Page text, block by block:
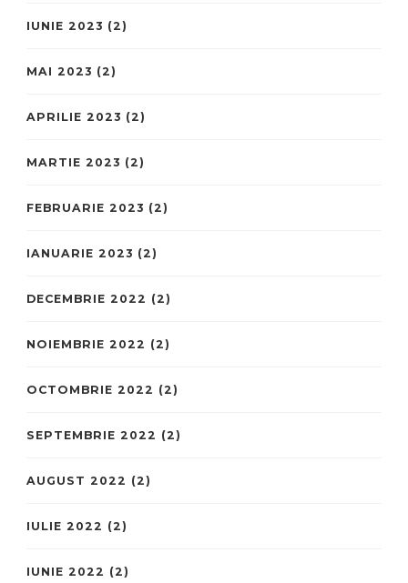
IUNIE 2023 (2)
MAI 2023 (2)
APRILIE 2023 (2)
MARTIE 2023 (2)
FEBRUARIE 2023 (2)
IANUARIE 2023 (2)
DECEMBRIE 2022 (2)
NOIEMBRIE 2022 (2)
OCTOMBRIE 2022 (2)
SEPTEMBRIE 2022 (2)
AUGUST 2022 (2)
IULIE 2022 (2)
IUNIE 2022 (2)